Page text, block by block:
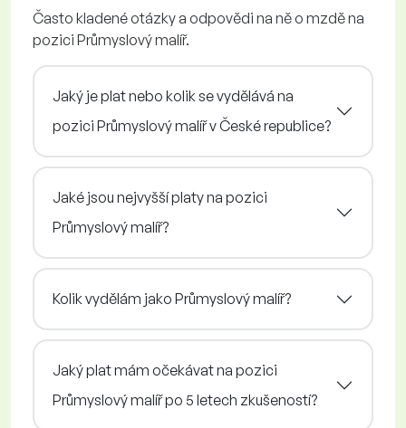
Často kladené otázky a odpovědi na ně o mzdě na
pozici Průmyslový malíř.
Jaký je plat nebo kolik se vydělává na
pozici Průmyslový malíř v České republice?
Jaké jsou nejvyšší platy na pozici
Průmyslový malíř?
Kolik vydělám jako Průmyslový malíř?
Jaký plat mám očekávat na pozici
Průmyslový malíř po 5 letech zkušeností?